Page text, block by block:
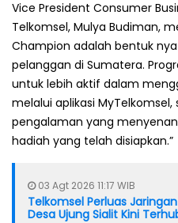
Vice President Consumer
Telkomsel, Mulya Budiman,
Champion adalah bentuk
pelanggan di Sumatera.
untuk lebih aktif dalam
melalui aplikasi
pengalaman yang
hadiah yang telah disiapkan.”
03 Agt 2026 11:17 WIB
Telkomsel Perluas
Desa Ujung Sialit Kini